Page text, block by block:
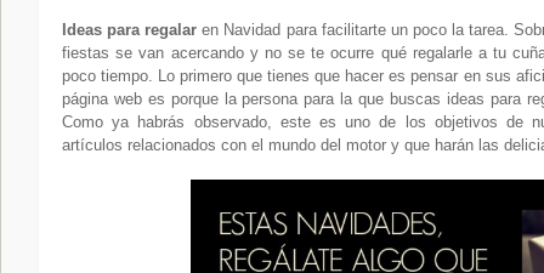
Ideas para regalar en Navidad para facilitarte un poco la tarea.
fiestas se van acercando y no se te ocurre qué regalarle a tu
poco tiempo. Lo primero que tienes que hacer es pensar en sus
página web es porque la persona para la que buscas ideas para
Como ya habrás observado, este es uno de los objetivos de
artículos relacionados con el mundo del motor y que harán las